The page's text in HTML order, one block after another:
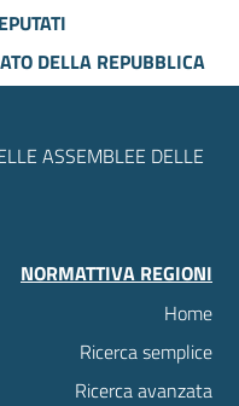
DELLA REPUBBLICA
ASSEMBLEE DELLE
NORMATTIVA REGIONI
Home
Ricerca semplice
Ricerca avanzata